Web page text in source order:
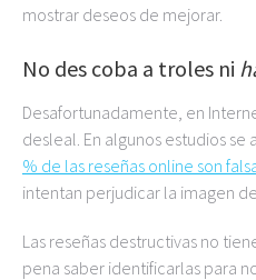
mostrar deseos de mejorar.
No des coba a troles ni
Desafortunadamente, en
desleal. En algunos estudios se
% de las reseñas online son
intentan perjudicar la imagen
Las reseñas destructivas no
pena saber identificarlas para